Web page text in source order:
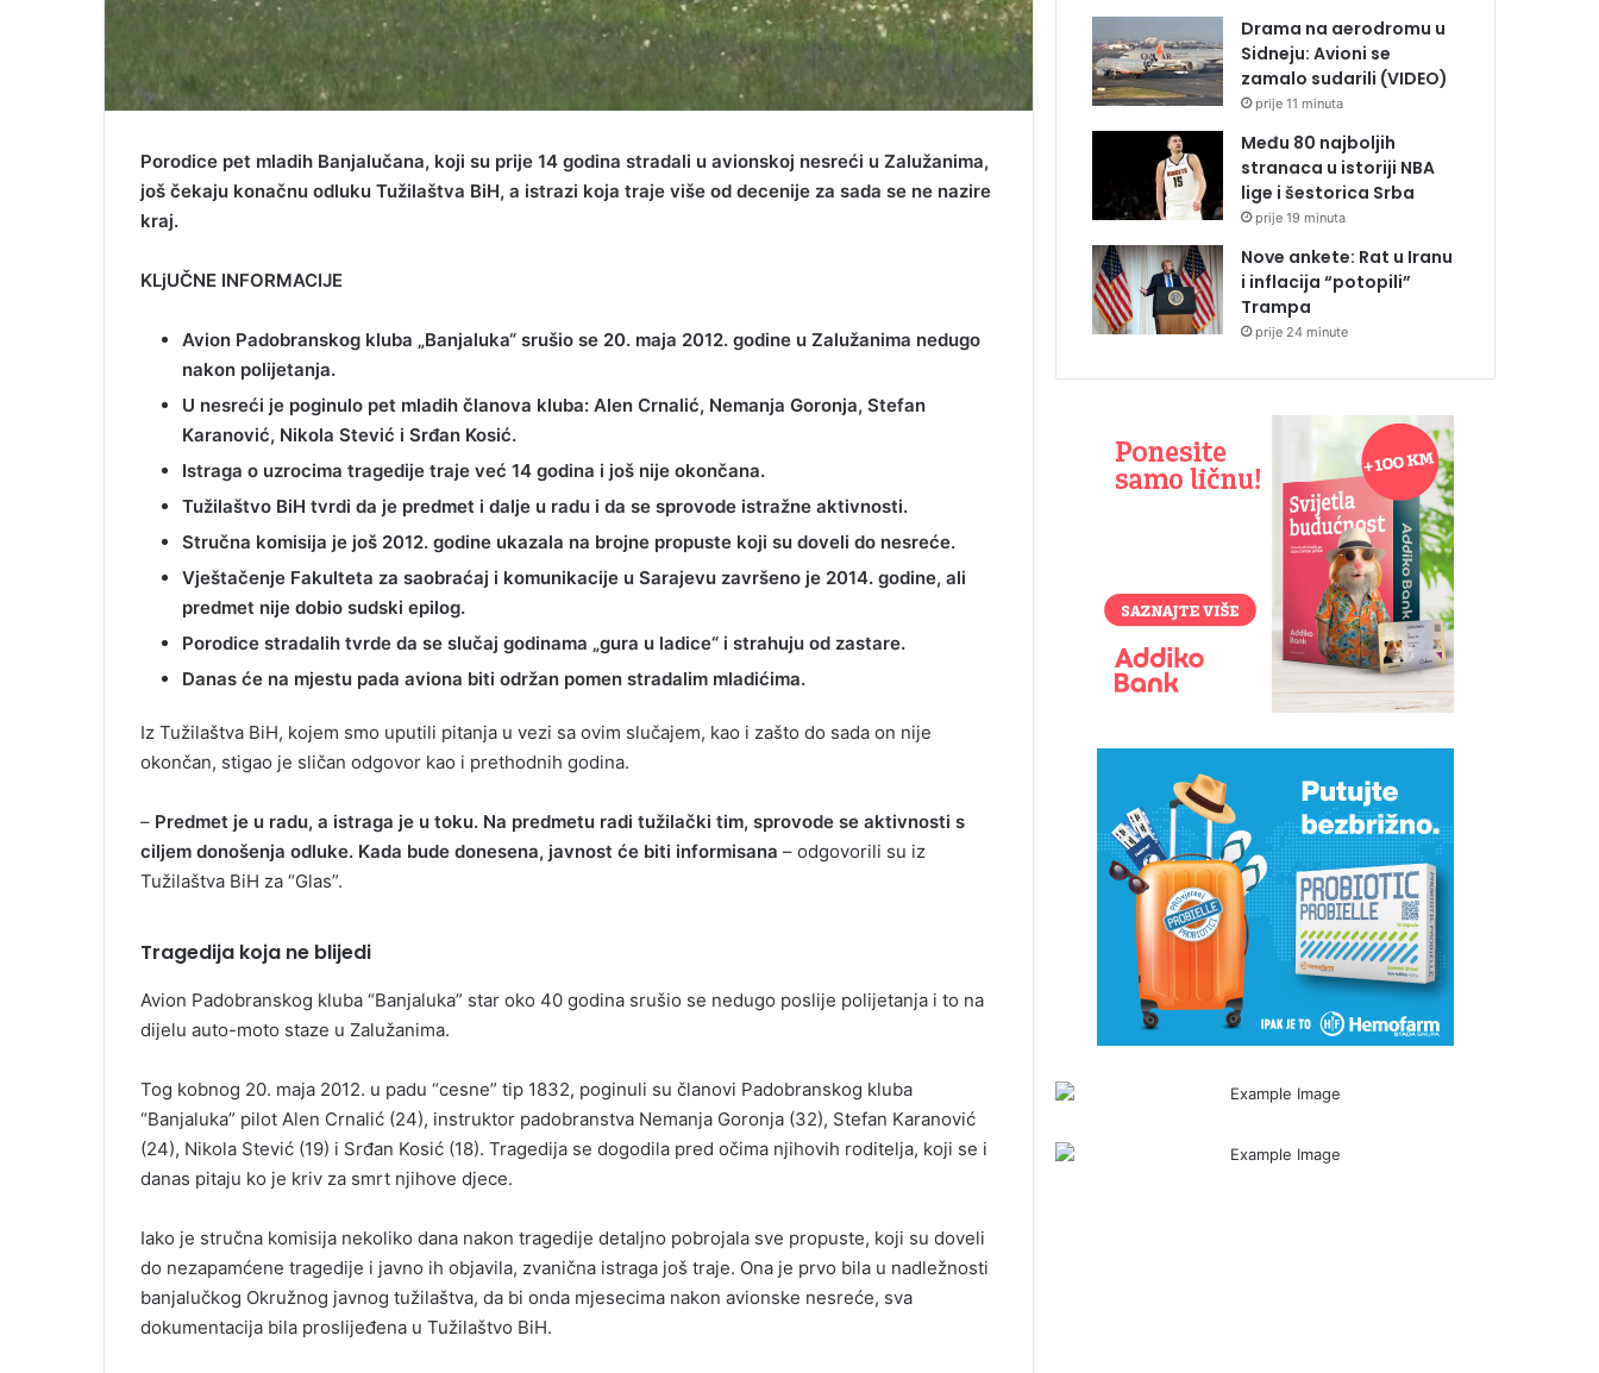
Porodice pet mladih Banjalučana, koji su prije 14 godina stradali u avionskoj nesreći u Zalužanima,
još čekaju konačnu odluku Tužilaštva BiH, a istrazi koja traje više od decenije za sada se ne nazire
kraj.
KLjUČNE INFORMACIJE
Avion Padobranskog kluba „Banjaluka“ srušio se 20. maja 2012. godine u Zalužanima nedugo
nakon polijetanja.
U nesreći je poginulo pet mladih članova kluba: Alen Crnalić, Nemanja Goronja, Stefan
Karanović, Nikola Stević i Srđan Kosić.
Istraga o uzrocima tragedije traje već 14 godina i još nije okončana.
Tužilaštvo BiH tvrdi da je predmet i dalje u radu i da se sprovode istražne aktivnosti.
Stručna komisija je još 2012. godine ukazala na brojne propuste koji su doveli do nesreće.
Vještačenje Fakulteta za saobraćaj i komunikacije u Sarajevu završeno je 2014. godine, ali
predmet nije dobio sudski epilog.
Porodice stradalih tvrde da se slučaj godinama „gura u ladice“ i strahuju od zastare.
Danas će na mjestu pada aviona biti održan pomen stradalim mladićima.
Iz Tužilaštva BiH, kojem smo uputili pitanja u vezi sa ovim slučajem, kao i zašto do sada on nije
okončan, stigao je sličan odgovor kao i prethodnih godina.
– Predmet je u radu, a istraga je u toku. Na predmetu radi tužilački tim, sprovode se aktivnosti s
ciljem donošenja odluke. Kada bude donesena, javnost će biti informisana – odgovorili su iz
Tužilaštva BiH za “Glas”.
Tragedija koja ne blijedi
Avion Padobranskog kluba “Banjaluka” star oko 40 godina srušio se nedugo poslije polijetanja i to na
dijelu auto-moto staze u Zalužanima.
Tog kobnog 20. maja 2012. u padu “cesne” tip 1832, poginuli su članovi Padobranskog kluba
“Banjaluka” pilot Alen Crnalić (24), instruktor padobranstva Nemanja Goronja (32), Stefan Karanović
(24), Nikola Stević (19) i Srđan Kosić (18). Tragedija se dogodila pred očima njihovih roditelja, koji se i
danas pitaju ko je kriv za smrt njihove djece.
Iako je stručna komisija nekoliko dana nakon tragedije detaljno pobrojala sve propuste, koji su doveli
do nezapamćene tragedije i javno ih objavila, zvanična istraga još traje. Ona je prvo bila u nadležnosti
banjalučkog Okružnog javnog tužilaštva, da bi onda mjesecima nakon avionske nesreće, sva
dokumentacija bila proslijeđena u Tužilaštvo BiH.
Drama na aerodromu u
Sidneju: Avioni se
zamalo sudarili (VIDEO)
prije 11 minuta
Među 80 najboljih
stranaca u istoriji NBA
lige i šestorica Srba
prije 19 minuta
Nove ankete: Rat u Iranu
i inflacija “potopili”
Trampa
prije 24 minute